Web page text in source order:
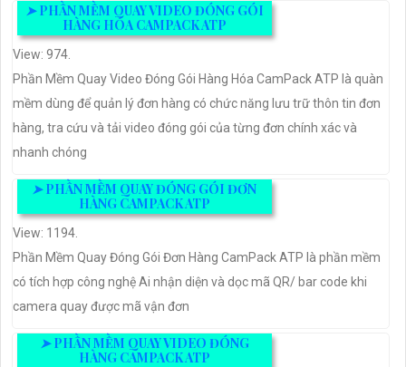
➤PHẦN MỀM QUAY VIDEO ĐÓNG GÓI
HÀNG HÓA CAMPACK ATP
View: 974.
Phần Mềm Quay Video Đóng Gói Hàng Hóa CamPack ATP là quàn
mềm dùng để quản lý đơn hàng có chức năng lưu trữ thôn tin đơn
hàng, tra cứu và tải video đóng gói của từng đơn chính xác và
nhanh chóng
➤PHẦN MỀM QUAY ĐÓNG GÓI ĐƠN
HÀNG CAMPACK ATP
View: 1194.
Phần Mềm Quay Đóng Gói Đơn Hàng CamPack ATP là phần mềm
có tích hợp công nghệ Ai nhận diện và dọc mã QR/ bar code khi
camera quay được mã vận đơn
➤PHẦN MỀM QUAY VIDEO ĐÓNG
HÀNG CAMPACK ATP